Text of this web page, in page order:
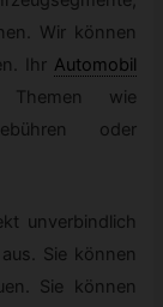
Wir können
Ihr Automobil
Themen wie
oder
unverbindlich
Sie können
Sie können